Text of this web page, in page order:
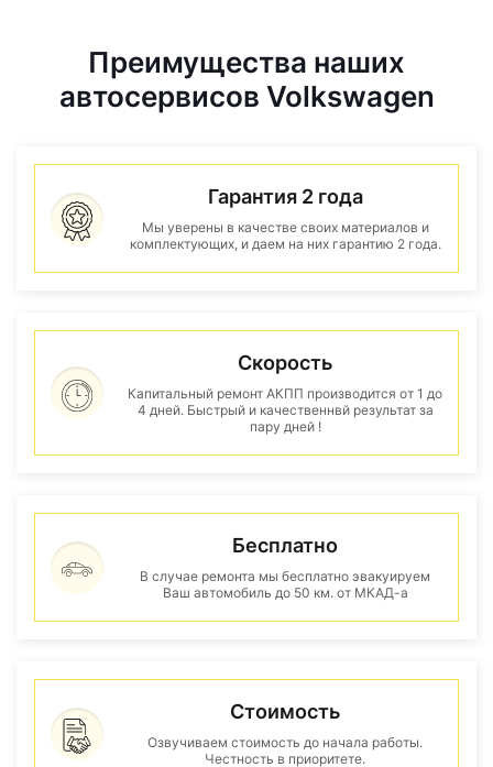
Преимущества наших
автосервисов Volkswagen
Гарантия 2 года
Мы уверены в качестве своих материалов и
комплектующих, и даем на них гарантию 2 года.
Скорость
Капитальный ремонт АКПП производится от 1 до
4 дней. Быстрый и качественнвй результат за
пару дней !
Бесплатно
В случае ремонта мы бесплатно эвакуируем
Ваш автомобиль до 50 км. от МКАД-а
Стоимость
Озвучиваем стоимость до начала работы.
Честность в приоритете.